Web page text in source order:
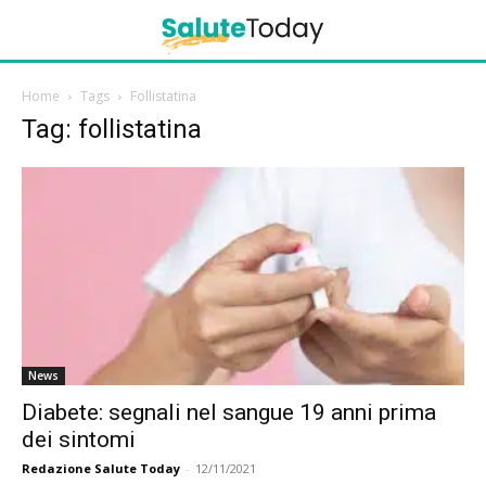
Home Tags Follistatina
Tag: follistatina
News
Diabete: segnali nel sangue 19 anni prima
dei sintomi
Redazione Salute Today - 12/11/2021